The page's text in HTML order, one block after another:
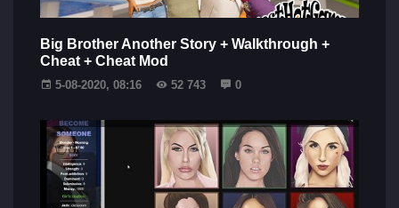
Big Brother Another Story + Walkthrough +
Cheat + Cheat Mod
5-08-2020, 08:16 52 743 0